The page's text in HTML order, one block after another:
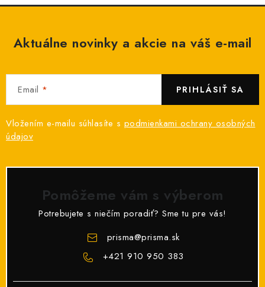
Aktuálne novinky a akcie na váš e-mail
Email
Vložením e-mailu súhlasíte s podmienkami ochrany osobných
údajov
PRIHLÁSIŤ SA
Pomôžeme vám s výberom
Potrebujete s niečím poradiť? Sme tu pre vás!
prisma@prisma.sk
+421 910 950 383